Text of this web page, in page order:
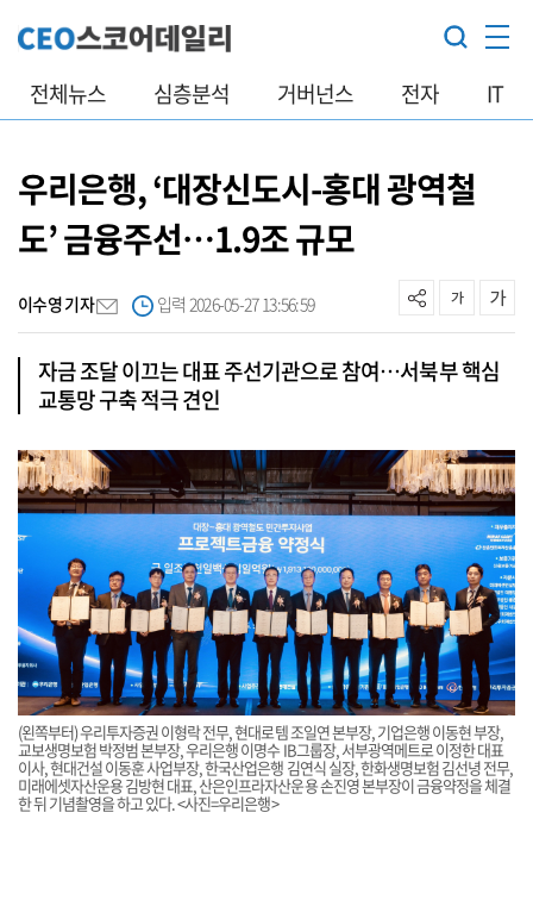
전체뉴스 심층분석 거버넌스 전자 IT
우리은행, ‘대장신도시-홍대 광역철
도’ 금융주선…1.9조 규모
이수영 기자 입력 2026-05-27 13:56:59
자금 조달 이끄는 대표 주선기관으로 참여…서북부 핵심
교통망 구축 적극 견인
(왼쪽부터) 우리투자증권 이형락 전무, 현대로템 조일연 본부장, 기업은행 이동현 부장,
교보생명보험 박정범 본부장, 우리은행 이명수 IB그룹장, 서부광역메트로 이정한 대표
이사, 현대건설 이동훈 사업부장, 한국산업은행 김연식 실장, 한화생명보험 김선녕 전무,
미래에셋자산운용 김방현 대표, 산은인프라자산운용 손진영 본부장이 금융약정을 체결
한 뒤 기념촬영을 하고 있다. <사진=우리은행>